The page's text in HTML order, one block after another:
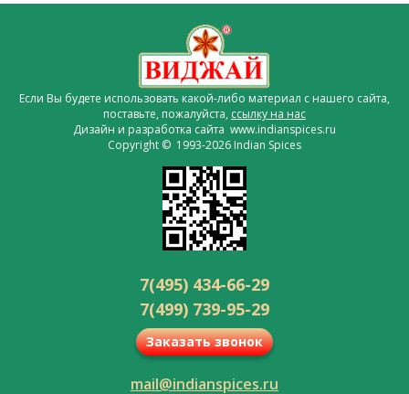
Если Вы будете использовать какой-либо материал с нашего сайта,
поставьте, пожалуйста, ссылку на нас
Дизайн и разработка сайта www.indianspices.ru
Copyright © 1993-2026 Indian Spices
7(495) 434-66-29
7(499) 739-95-29
Заказать звонок
mail@indianspices.ru